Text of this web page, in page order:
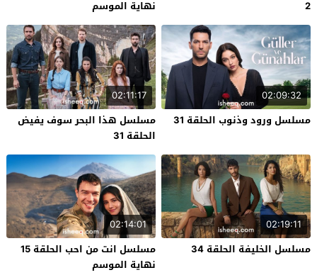
2
نهاية الموسم
02:09:32
مسلسل ورود وذنوب الحلقة 31
02:11:17
مسلسل هذا البحر سوف يفيض
الحلقة 31
02:19:11
مسلسل الخليفة الحلقة 34
02:14:01
مسلسل انت من احب الحلقة 15
نهاية الموسم